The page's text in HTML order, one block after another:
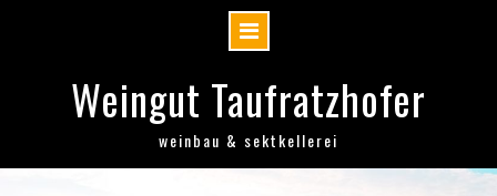
Weingut Taufratzhofer
weinbau & sektkellerei